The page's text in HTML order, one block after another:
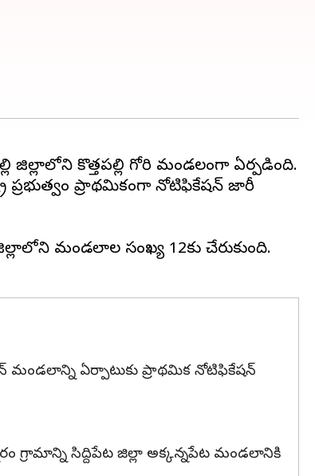
కొత్తపల్లి గోరి మండలంగా ఏర్పడింది.
ప్రభుత్వం ప్రాథమికంగా నోటిఫికేషన్‌ జారీ
మండలాల సంఖ్య 12కు చేరుకుంది.
మండలాన్ని ఏర్పాటుకు ప్రాథమిక నోటిఫికేషన్
గ్రామాన్ని సిద్దిపేట జిల్లా అక్కన్నపేట మండలానికి